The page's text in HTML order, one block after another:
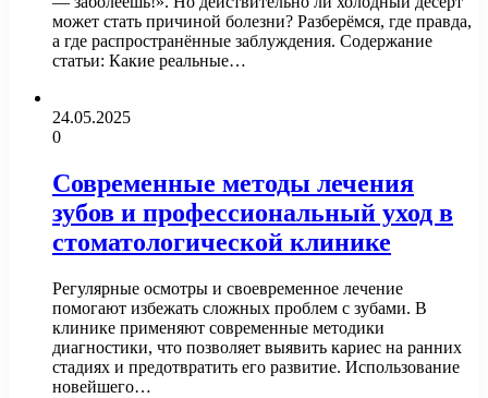
может стать причиной болезни? Разберёмся, где правда,
а где распространённые заблуждения. Содержание
статьи: Какие реальные…
24.05.2025
0
Современные методы лечения
зубов и профессиональный уход в
стоматологической клинике
Регулярные осмотры и своевременное лечение
помогают избежать сложных проблем с зубами. В
клинике применяют современные методики
диагностики, что позволяет выявить кариес на ранних
стадиях и предотвратить его развитие. Использование
новейшего…